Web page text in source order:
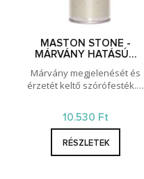
MASTON STONE -
MÁRVÁNY HATÁSÚ…
Márvány megjelenését és
érzetét keltő szórófesték.…
10.530 Ft
RÉSZLETEK